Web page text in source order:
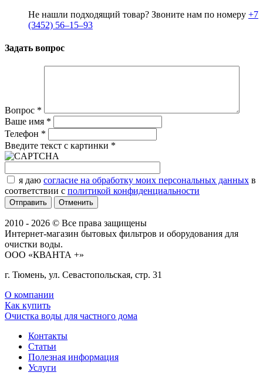
Не нашли подходящий товар? Звоните нам по номеру +7
(3452) 56‒15‒93
Задать вопрос
Вопрос *
Ваше имя *
Телефон *
Введите текст с картинки *
я даю согласие на обработку моих персональных данных в
соответствии с политикой конфиденциальности
Отменить
2010 - 2026 © Все права защищены
Интернет-магазин бытовых фильтров и оборудования для
очистки воды.
ООО «КВАНТА +»
г. Тюмень, ул. Севастопольская, стр. 31
О компании
Как купить
Очистка воды для частного дома
Контакты
Статьи
Полезная информация
Услуги